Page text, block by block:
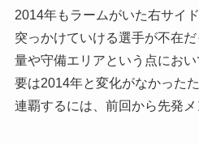
2014年もラームがいた右サイ
突っかけていける選手が不在
量や守備エリアという点におい
要は2014年と変化がなかった
連覇するには、前回から先発メ